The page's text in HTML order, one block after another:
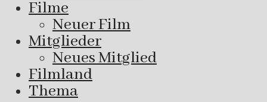
Filme
Neuer Film
Mitglieder
Neues Mitglied
Filmland
Thema